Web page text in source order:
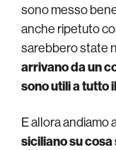
sono messo
anche ripetuto
sarebbero state
arrivano da un
sono utili a tutto
E allora andiamo
siciliano su